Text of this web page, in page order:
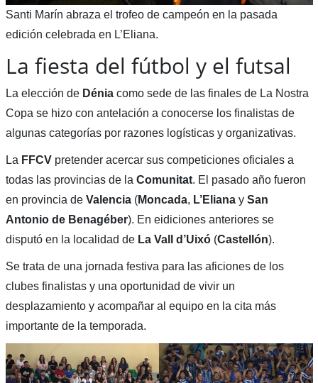
Santi Marín abraza el trofeo de campeón en la pasada
edición celebrada en L’Eliana.
La fiesta del fútbol y el futsal
La elección de Déniacomo sede de las finales de La Nostra
Copa se hizo con antelación a conocerse los finalistas de
algunas categorías por razones logísticas y organizativas.
La FFCVpretender acercar sus competiciones oficiales a
todas las provincias de la Comunitat. El pasado año fueron
en provincia de Valencia(Moncada, L’Elianay San
Antonio de Benagéber). En eidiciones anteriores se
disputó en la localidad de La Vall d’Uixó (Castellón).
Se trata de una jornada festiva para las aficiones de los
clubes finalistas y una oportunidad de vivir un
desplazamiento y acompañar al equipo en la cita más
importante de la temporada.